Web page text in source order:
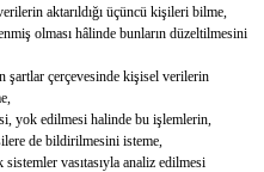
aktarıldığı üçüncü kişileri bilme,
olması hâlinde bunların düzeltilmesini
çerçevesinde kişisel verilerin
yok edilmesi halinde bu işlemlerin,
de bildirilmesini isteme,
vasıtasıyla analiz edilmesi